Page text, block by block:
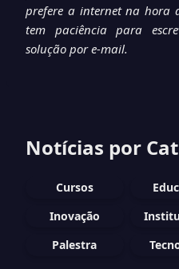
prefere a internet na hora
tem paciência para
solução por e-mail.
Notícias por
Cursos
Inovação
Palestra